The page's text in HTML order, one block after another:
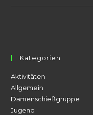
Kategorien
Aktivitäten
Allgemein
Damenschießgruppe
Jugend